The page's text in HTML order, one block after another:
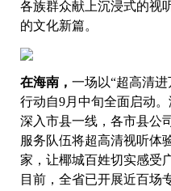
各族群众献上沉浸式的视
的文化新篇。
在海南， 一场以“超高清
行动自9月中旬全面启动
深入市县一线，各市县公
服务队伍将超高清视听体
家，让椰城百姓切实感受
目前，全省已开展近百场